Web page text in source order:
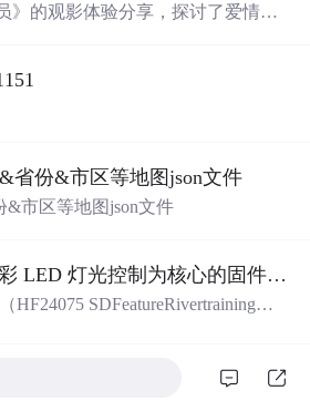
》的观影体验分享，探讨了爱情、
面临的严峻挑战。
省份&市区等地图json文件
市区等地图json文件
以多路 PWM 多彩 LED 灯光控制为核心的固件方案，基于 PADAUK PMS 系列单片机
PWM 调光，实现呼吸、渐变、流水